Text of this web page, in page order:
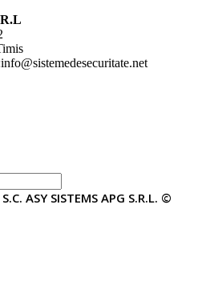
S.C. ASY SISTEMS APG S.R.L. ©